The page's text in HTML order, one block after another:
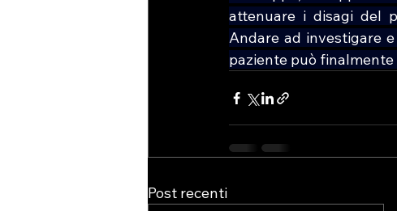
attenuare i disagi del
Andare ad investigare
paziente può
Post recenti